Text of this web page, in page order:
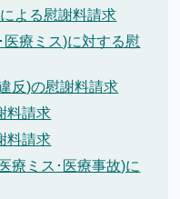
よる慰謝料請求
医療ミス)に対する慰
反)の慰謝料請求
料請求
料請求
療ミス･医療事故)に